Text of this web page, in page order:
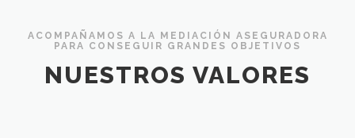
ACOMPAÑAMOS A LA MEDIACIÓN ASEGURADORA
PARA CONSEGUIR GRANDES OBJETIVOS
NUESTROS VALORES